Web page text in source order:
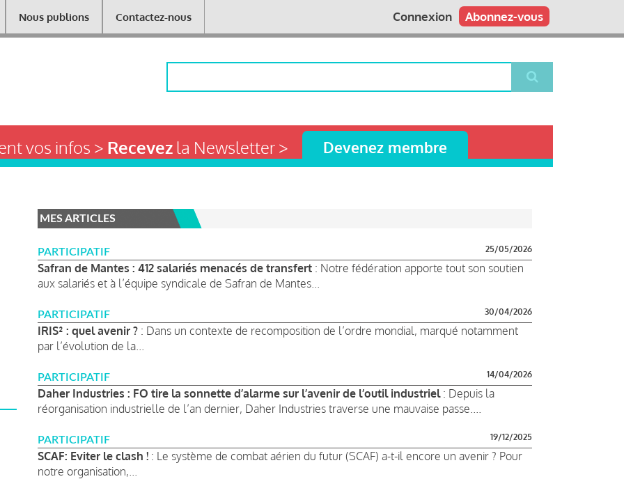
Nous publions Contactez-nous Abonnez-vous
Connexion
vos infos > Recevezla Newsletter > Devenez membre
MES ARTICLES
PARTICIPATIF 25/05/2026
Safran de Mantes : 412 salariés menacés de transfert : Notre fédération apporte tout son soutien
aux salariés et à l’équipe syndicale de Safran de Mantes...
PARTICIPATIF 30/04/2026
IRIS² : quel avenir ? : Dans un contexte de recomposition de l’ordre mondial, marqué notamment
par l’évolution de la...
PARTICIPATIF 14/04/2026
Daher Industries : FO tire la sonnette d’alarme sur l’avenir de l’outil industriel: Depuis la
réorganisation industrielle de l’an dernier, Daher Industries traverse une mauvaise passe....
PARTICIPATIF 19/12/2025
SCAF: Eviter le clash ! : Le système de combat aérien du futur (SCAF) a-t-il encore un avenir ? Pour
notre organisation,...